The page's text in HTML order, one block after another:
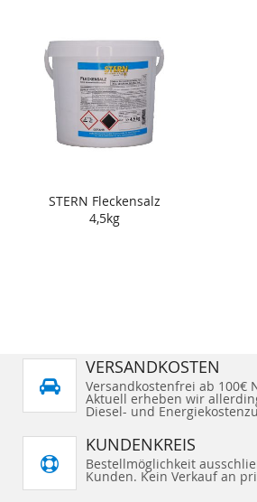
STERN Fleckensalz
4,5kg
VERSANDKOSTEN
Versandkostenfrei ab 100€
Aktuell erheben wir
Diesel- und
KUNDENKREIS
Bestellmöglichkeit
Kunden. Kein Verkauf an